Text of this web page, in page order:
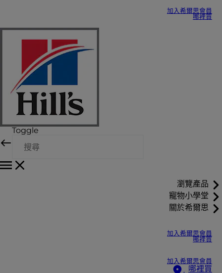
加入希爾思會員
哪裡買
Toggle
瀏覽產品
寵物小學堂
關於希爾思
加入希爾思會員
哪裡買
加入希爾思會員
哪裡買